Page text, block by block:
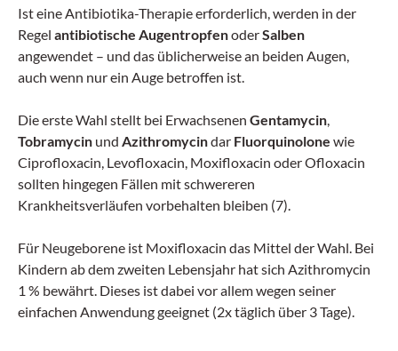
Ist eine Antibiotika-Therapie erforderlich, werden in der
Regel antibiotische AugentropfenoderSalben
angewendet – und das üblicherweise an beiden Augen,
auch wenn nur ein Auge betroffen ist.
Die erste Wahl stellt bei Erwachsenen Gentamycin
Tobramycin und Azithromycindar Fluorquinolone wie
Ciprofloxacin, Levofloxacin, Moxifloxacin oder Ofloxacin
sollten hingegen Fällen mit schwereren
Krankheitsverläufen vorbehalten bleiben (7).
Für Neugeborene ist Moxifloxacin das Mittel der Wahl. Bei
Kindern ab dem zweiten Lebensjahr hat sich Azithromycin
1 % bewährt. Dieses ist dabei vor allem wegen seiner
einfachen Anwendung geeignet (2x täglich über 3 Tage).